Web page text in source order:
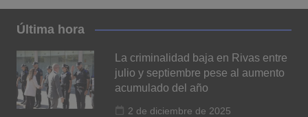
Última hora
La criminalidad baja en Rivas entre
julio y septiembre pese al aumento
acumulado del año
2 de diciembre de 2025